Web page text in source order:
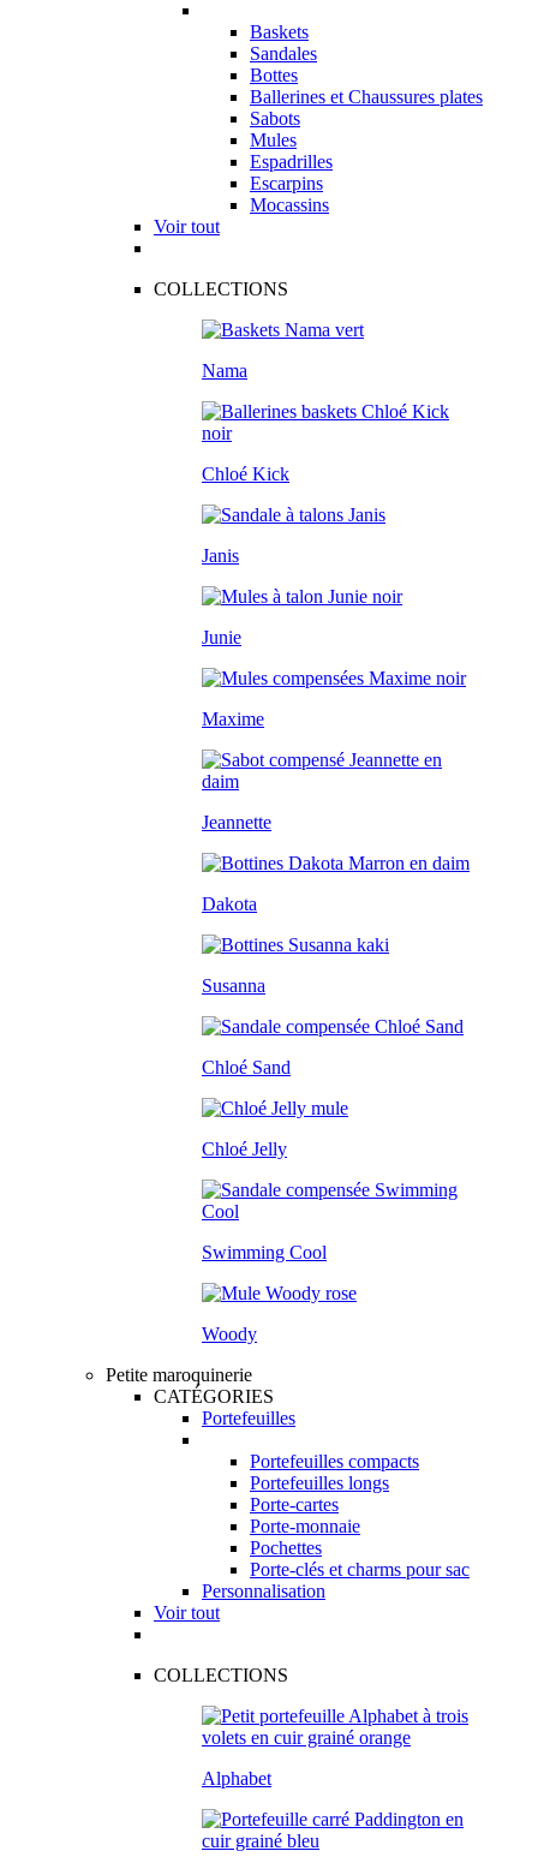
Baskets
Sandales
Bottes
Ballerines et Chaussures plates
Sabots
Mules
Espadrilles
Escarpins
Mocassins
Voir tout
COLLECTIONS
Nama
Chloé Kick
Janis
Junie
Maxime
Jeannette
Dakota
Susanna
Chloé Sand
Chloé Jelly
Swimming Cool
Woody
Petite maroquinerie
CATÉGORIES
Portefeuilles
Portefeuilles compacts
Portefeuilles longs
Porte-cartes
Porte-monnaie
Pochettes
Porte-clés et charms pour sac
Personnalisation
Voir tout
COLLECTIONS
Alphabet